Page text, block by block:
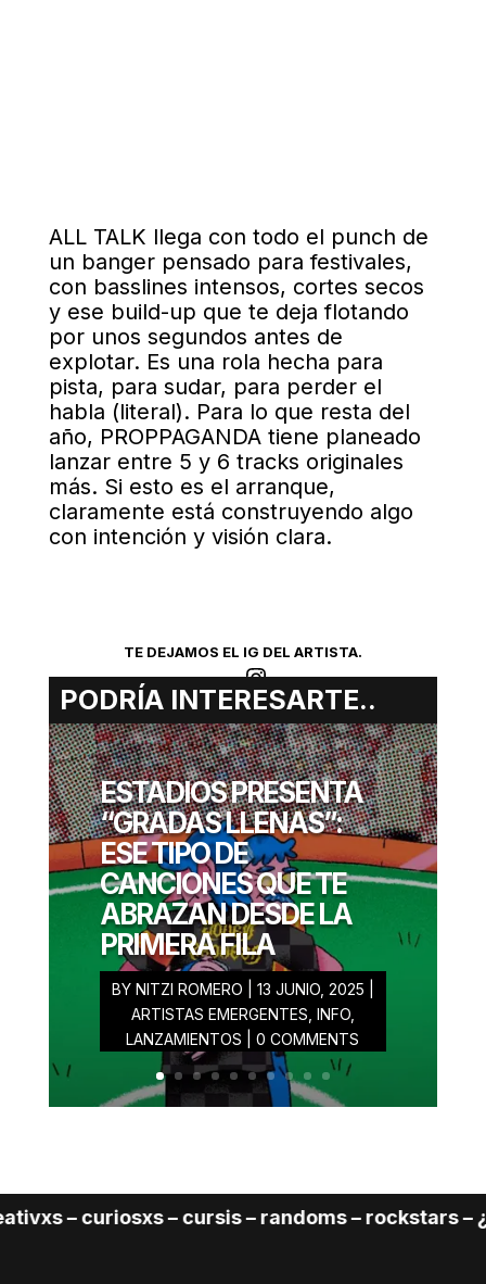
ALL TALK llega con todo el punch de
un banger pensado para festivales,
con basslines intensos, cortes secos
y ese build-up que te deja flotando
por unos segundos antes de
explotar. Es una rola hecha para
pista, para sudar, para perder el
habla (literal). Para lo que resta del
año, PROPPAGANDA tiene planeado
lanzar entre 5 y 6 tracks originales
más. Si esto es el arranque,
claramente está construyendo algo
con intención y visión clara.
TE DEJAMOS EL IG DEL ARTISTA.
Instagram
NITZI
ROMERO
JUNIO 20, 2025
PODRÍA INTERESARTE..
ESTADIOS PRESENTA
“GRADAS LLENAS”:
ESE TIPO DE
CANCIONES QUE TE
ABRAZAN DESDE LA
PRIMERA FILA
BY NITZI ROMERO 13 JUNIO, 2025
ARTISTAS EMERGENTES INFO,
LANZAMIENTOS | 0 COMMENTS
– cursis – randoms – rockstars – ¿Cuál